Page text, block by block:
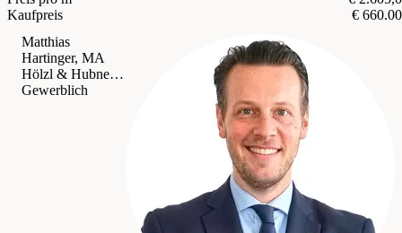
Kaufpreis
€
Matthias
Hartinger, MA
Hölzl & Hubner Immobilien GmbH
Gewerblich